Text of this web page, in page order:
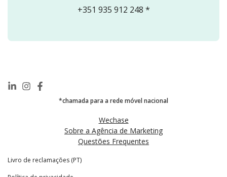
+351 935 912 248 *
*chamada para a rede móvel nacional
Wechase
Sobre a Agência de Marketing
Questões Frequentes
Livro de reclamações (PT)